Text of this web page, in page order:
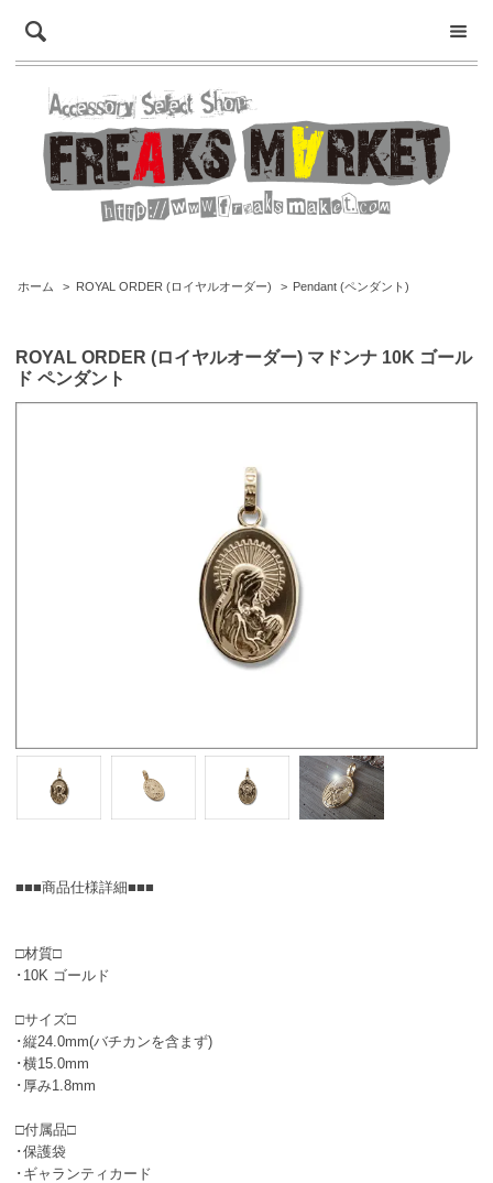
ホーム > ROYAL ORDER (ロイヤルオーダー) > Pendant (ペンダント)
ROYAL ORDER (ロイヤルオーダー) マドンナ 10K ゴール
ド ペンダント
■■■商品仕様詳細■■■
□材質□
･10K ゴールド
□サイズ□
･縦24.0mm(バチカンを含まず)
･横15.0mm
･厚み1.8mm
□付属品□
･保護袋
･ギャランティカード